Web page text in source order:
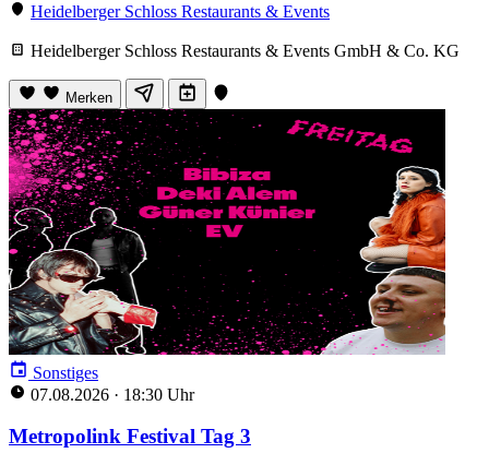
Heidelberger Schloss Restaurants & Events
Heidelberger Schloss Restaurants & Events GmbH & Co. KG
Merken
Sonstiges
07.08.2026 · 18:30 Uhr
Metropolink Festival Tag 3